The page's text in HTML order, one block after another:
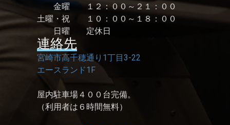
金曜 １２：００～２１：００
土曜・祝 １０：００～１８：００
日曜 定休日
連絡先
宮崎市高千穂通り1丁目3-22
エースランド1F
屋内駐車場４００台完備。
（利用者は６時間無料）